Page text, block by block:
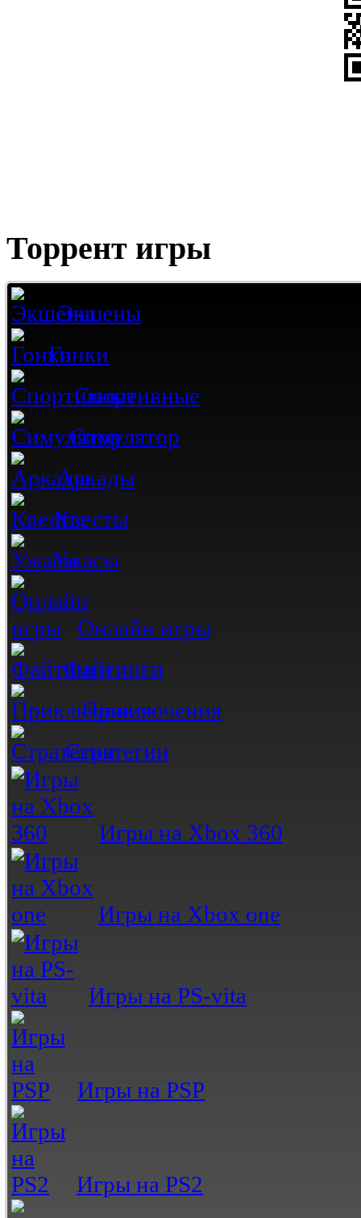
Торрент игры
Экшены
Гонки
Спортивные
Симулятор
Аркады
Квесты
Ужасы
Онлайн игры
Файтинги
Приключения
Стратегии
Игры на Xbox 360
Игры на Xbox one
Игры на PS-vita
Игры на PSP
Игры на PS2